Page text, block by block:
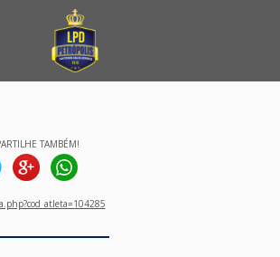
TAMBÉM!